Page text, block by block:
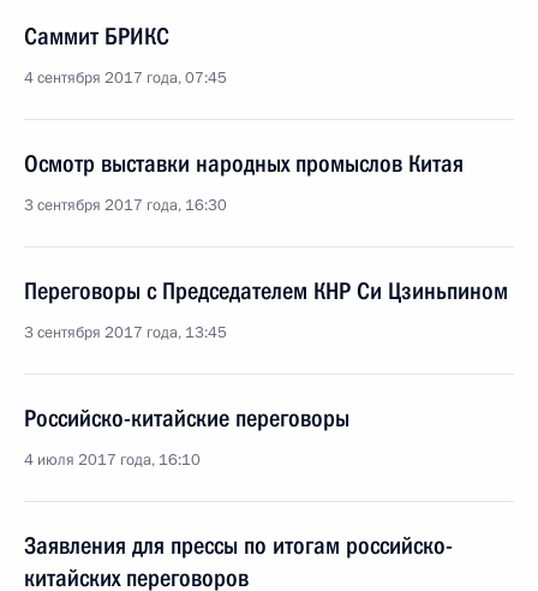
Саммит БРИКС
4 сентября 2017 года, 07:45
Осмотр выставки народных промыслов Китая
3 сентября 2017 года, 16:30
Переговоры с Председателем КНР Си Цзиньпином
3 сентября 2017 года, 13:45
Российско-китайские переговоры
4 июля 2017 года, 16:10
Заявления для прессы по итогам российско-
китайских переговоров